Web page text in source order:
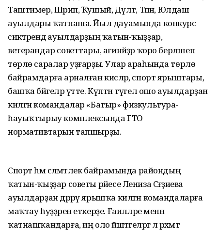
Таштимер, Шәрип, Ҡушый, Дәүләт, Тәпән, Юлдаш
ауылдары ҡатнаша. Йыл дауамында конкурс
сиктәрендә ауылдарҙың ҡатын-ҡыҙҙар,
ветерандар советтары, ағинәйҙәр ҡоро берләшеп
төрлө саралар уҙғарҙы. Улар араһында төрлө
байрамдарға арналған кисәләр, спорт ярыштары,
башҡа бәйгеләр үтте. Күптән түгел ошо ауылдарҙан
килгән командалар «Батыр» физкультура-
һауыҡтырыу комплексында ГТО
нормативтарын тапшырҙы.
Спорт һәм сәләмәтлек байрамында райондың
ҡатын-ҡыҙҙар советы рәйесе Лениза Сәғәҙиева
ауылдарҙан дәррәү ярышҡа килгән командаларға
маҡтау һуҙҙәрен еткерҙе. Ғаиләләре менән
ҡатнашҡандарға, иң оло йәштәгеләргә лә рәхмәт